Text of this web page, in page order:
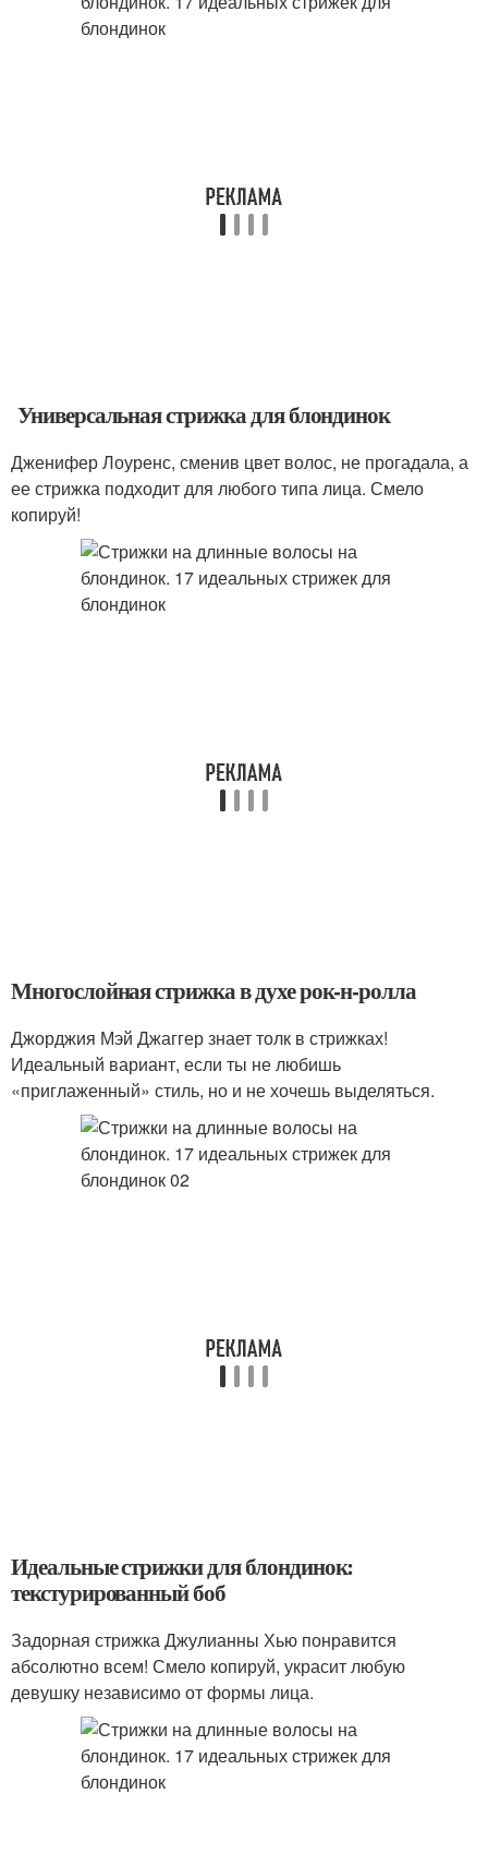
Универсальная стрижка для блондинок
Дженифер Лоуренс, сменив цвет волос, не прогадала, а
ее стрижка подходит для любого типа лица. Смело
копируй!
Многослойная стрижка в духе рок-н-ролла
Джорджия Мэй Джаггер знает толк в стрижках!
Идеальный вариант, если ты не любишь
«приглаженный» стиль, но и не хочешь выделяться.
Идеальные стрижки для блондинок:
текстурированный боб
Задорная стрижка Джулианны Хью понравится
абсолютно всем! Смело копируй, украсит любую
девушку независимо от формы лица.